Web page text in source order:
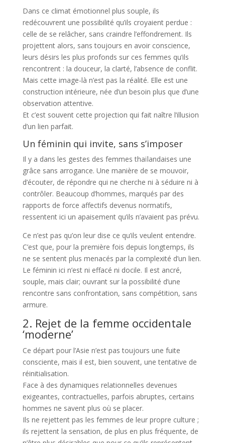
Dans ce climat émotionnel plus souple, ils
redécouvrent une possibilité qu’ils croyaient perdue :
celle de se relâcher, sans craindre l’effondrement. Ils
projettent alors, sans toujours en avoir conscience,
leurs désirs les plus profonds sur ces femmes qu’ils
rencontrent : la douceur, la clarté, l’absence de conflit.
Mais cette image-là n’est pas la réalité. Elle est une
construction intérieure, née d’un besoin plus que d’une
observation attentive.
Et c’est souvent cette projection qui fait naître l’illusion
d’un lien parfait.
Un féminin qui invite, sans s’imposer
Il y a dans les gestes des femmes thaïlandaises une
grâce sans arrogance. Une manière de se mouvoir,
d’écouter, de répondre qui ne cherche ni à séduire ni à
contrôler. Beaucoup d’hommes, marqués par des
rapports de force affectifs devenus normatifs,
ressentent ici un apaisement qu’ils n’avaient pas prévu.
Ce n’est pas qu’on leur dise ce qu’ils veulent entendre.
C’est que, pour la première fois depuis longtemps, ils
ne se sentent plus menacés par la complexité d’un lien.
Le féminin ici n’est ni effacé ni docile. Il est ancré,
souple, mais clair; ouvrant sur la possibilité d’une
rencontre sans confrontation, sans compétition, sans
armure.
2. Rejet de la femme occidentale
‘moderne’
Ce départ pour l’Asie n’est pas toujours une fuite
consciente, mais il est, bien souvent, une tentative de
réinitialisation.
Face à des dynamiques relationnelles devenues
exigeantes, contractuelles, parfois abruptes, certains
hommes ne savent plus où se placer.
Ils ne rejettent pas les femmes de leur propre culture ;
ils rejettent la sensation, de plus en plus fréquente, de